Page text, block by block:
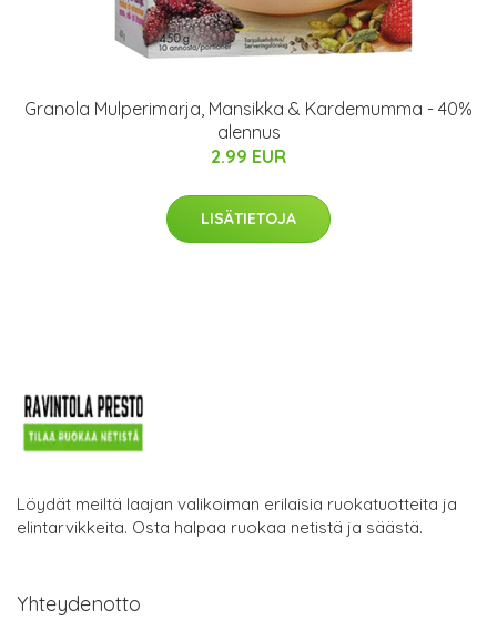
Granola Mulperimarja, Mansikka & Kardemumma - 40%
alennus
2.99 EUR
LISÄTIETOJA
Löydät meiltä laajan valikoiman erilaisia ruokatuotteita ja
elintarvikkeita. Osta halpaa ruokaa netistä ja säästä.
Yhteydenotto